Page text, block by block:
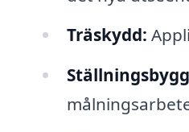
Träskydd: